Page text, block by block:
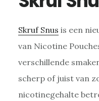
Skruf Snus is een
van Nicotine
verschillende
scherp of juist van
nicotinegehalte